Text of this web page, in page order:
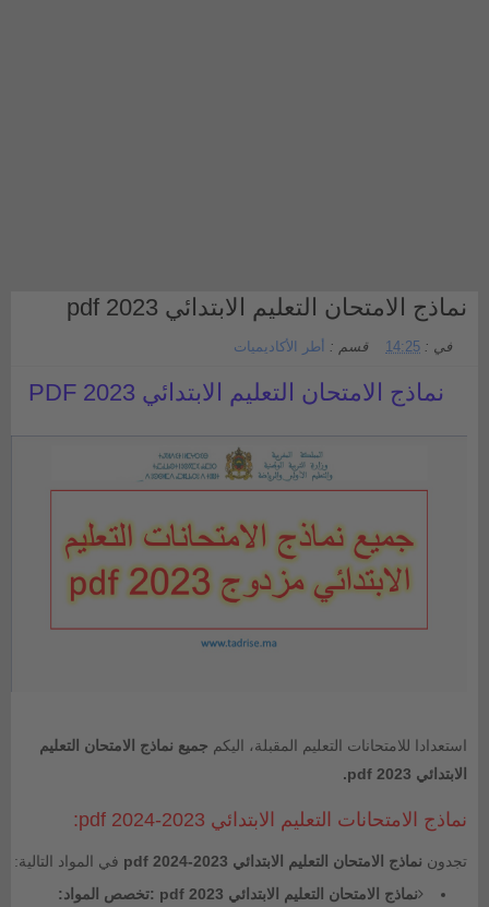
نماذج الامتحان التعليم الابتدائي 2023 pdf
في : 14:25 قسم : أطر الأكاديميات
نماذج الامتحان التعليم الابتدائي 2023 PDF
استعدادا للامتحانات التعليم المقبلة، اليكم جميع نماذج الامتحان التعليم
الابتدائي 2023 pdf.
نماذج الامتحانات التعليم الابتدائي 2023-2024 pdf:
تجدون نماذج الامتحان التعليم الابتدائي 2023-2024 pdf
في المواد التالية:
نماذج الامتحان التعليم الابتدائي 2023 pdf :تخصص المواد: